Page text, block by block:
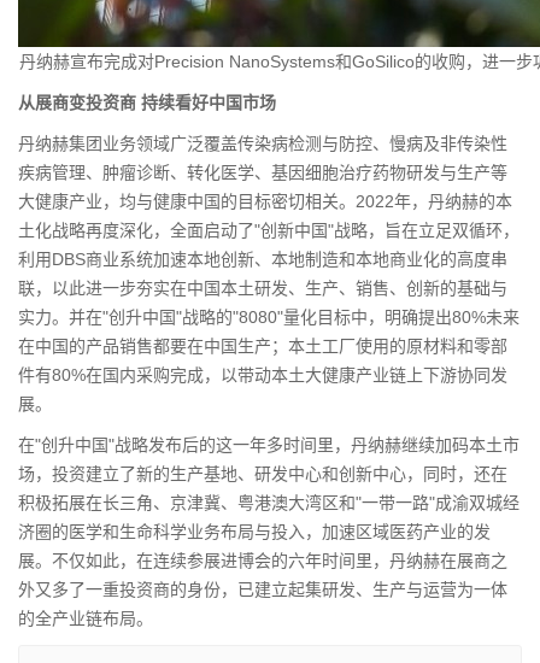
丹纳赫宣布完成对Precision NanoSystems和GoSilico的收购，进一
从展商变投资商 持续看好中国市场
丹纳赫集团业务领域广泛覆盖传染病检测与防控、慢病及非传染性
疾病管理、肿瘤诊断、转化医学、基因细胞治疗药物研发与生产等
大健康产业，均与健康中国的目标密切相关。2022年，丹纳赫的本
土化战略再度深化，全面启动了"创新中国"战略，旨在立足双循环，
利用DBS商业系统加速本地创新、本地制造和本地商业化的高度串
联，以此进一步夯实在中国本土研发、生产、销售、创新的基础与
实力。并在"创升中国"战略的"8080"量化目标中，明确提出80%未来
在中国的产品销售都要在中国生产；本土工厂使用的原材料和零部
件有80%在国内采购完成，以带动本土大健康产业链上下游协同发
展。
在"创升中国"战略发布后的这一年多时间里，丹纳赫继续加码本土市
场，投资建立了新的生产基地、研发中心和创新中心，同时，还在
积极拓展在长三角、京津冀、粤港澳大湾区和"一带一路"成渝双城经
济圈的医学和生命科学业务布局与投入，加速区域医药产业的发
展。不仅如此，在连续参展进博会的六年时间里，丹纳赫在展商之
外又多了一重投资商的身份，已建立起集研发、生产与运营为一体
的全产业链布局。